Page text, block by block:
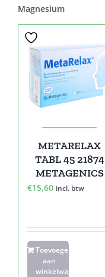
Magnesium
METARELAX
TABL 45 21874
METAGENICS
€15,60 incl. btw
Toevoegen
aan
winkelwagen